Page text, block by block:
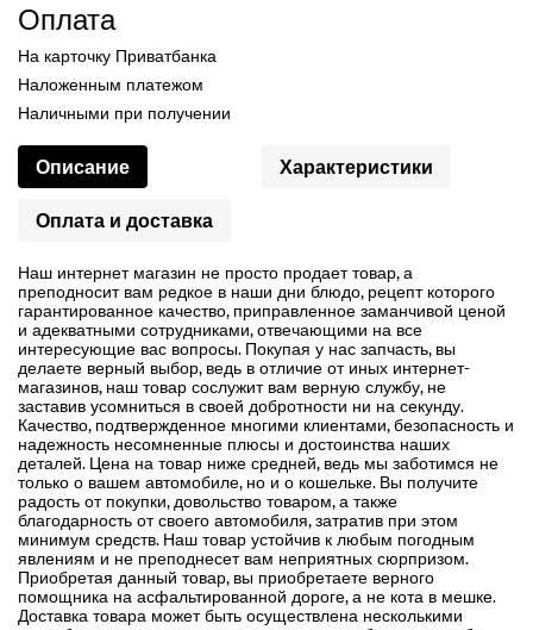
Оплата
На карточку Приватбанка
Наложенным платежом
Наличными при получении
Описание Характеристики
Оплата и доставка
Наш интернет магазин не просто продает товар, а
преподносит вам редкое в наши дни блюдо, рецепт которого
гарантированное качество, приправленное заманчивой ценой
и адекватными сотрудниками, отвечающими на все
интересующие вас вопросы. Покупая у нас запчасть, вы
делаете верный выбор, ведь в отличие от иных интернет-
магазинов, наш товар сослужит вам верную службу, не
заставив усомниться в своей добротности ни на секунду.
Качество, подтвержденное многими клиентами, безопасность и
надежность несомненные плюсы и достоинства наших
деталей. Цена на товар ниже средней, ведь мы заботимся не
только о вашем автомобиле, но и о кошельке. Вы получите
радость от покупки, довольство товаром, а также
благодарность от своего автомобиля, затратив при этом
минимум средств. Наш товар устойчив к любым погодным
явлениям и не преподнесет вам неприятных сюрпризом.
Приобретая данный товар, вы приобретаете верного
помощника на асфальтированной дороге, а не кота в мешке.
Доставка товара может быть осуществлена несколькими